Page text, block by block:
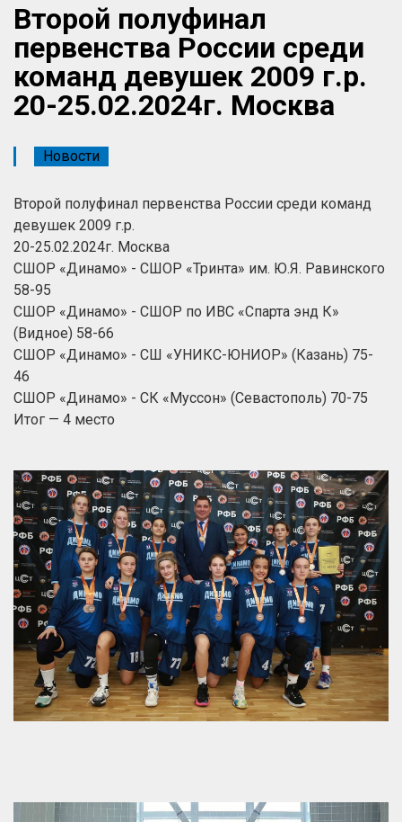
Второй полуфинал
первенства России среди
команд девушек 2009 г.р.
20-25.02.2024г. Москва
Новости
Второй полуфинал первенства России среди команд
девушек 2009 г.р.
20-25.02.2024г. Москва
СШОР «Динамо» - СШОР «Тринта» им. Ю.Я. Равинского
58-95
СШОР «Динамо» - СШОР по ИВС «Спарта энд К»
(Видное) 58-66
СШОР «Динамо» - СШ «УНИКС-ЮНИОР» (Казань) 75-
46
СШОР «Динамо» - СК «Муссон» (Севастополь) 70-75
Итог — 4 место